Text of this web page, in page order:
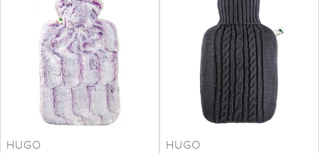
HUGO HUGO